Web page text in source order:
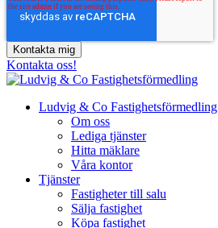
Kontakta oss!
Ludvig & Co Fastighetsförmedling
Om oss
Lediga tjänster
Hitta mäklare
Våra kontor
Tjänster
Fastigheter till salu
Sälja fastighet
Köpa fastighet